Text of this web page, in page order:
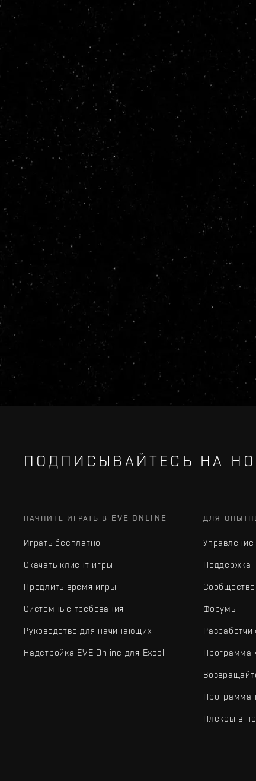
ПОДПИСЫВАЙТЕСЬ НА
НАЧНИТЕ ИГРАТЬ В EVE ONLINE
Играть бесплатно
Скачать клиент игры
Продлить время игры
Системные требования
Руководство для начинающих
Надстройка EVE Online для Excel
ДЛЯ
Поддержка
Сообщество
Форумы
Программа
Программа
Плексы в